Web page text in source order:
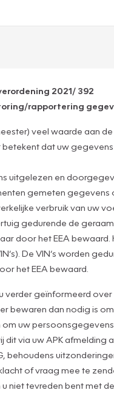
2021/ 392
rapportering
veel waarde aan
dat uw
uitgelezen en
gemeten gegevens
verbruik van uw
gedurende de
door het EEA
De VIN’s worden
het EEA bewaard.
verder geïnformeerd
bewaren dan nodig is
uw
dit via uw APK
behoudens
of vraag mee te
u niet tevreden bent met